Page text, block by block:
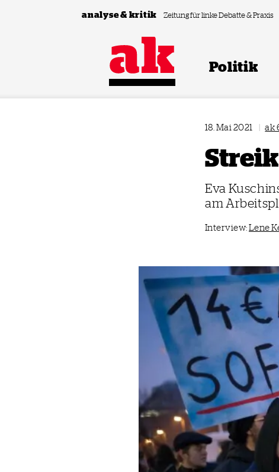
Zum Inhalt springen
analyse & kritik Zeitung für linke Debatte & Praxis
Politik
18. Mai 2021 | ak
Eva
am
Interview:Lene